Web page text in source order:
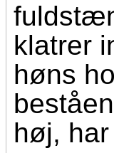
klatrer
høns
høj,